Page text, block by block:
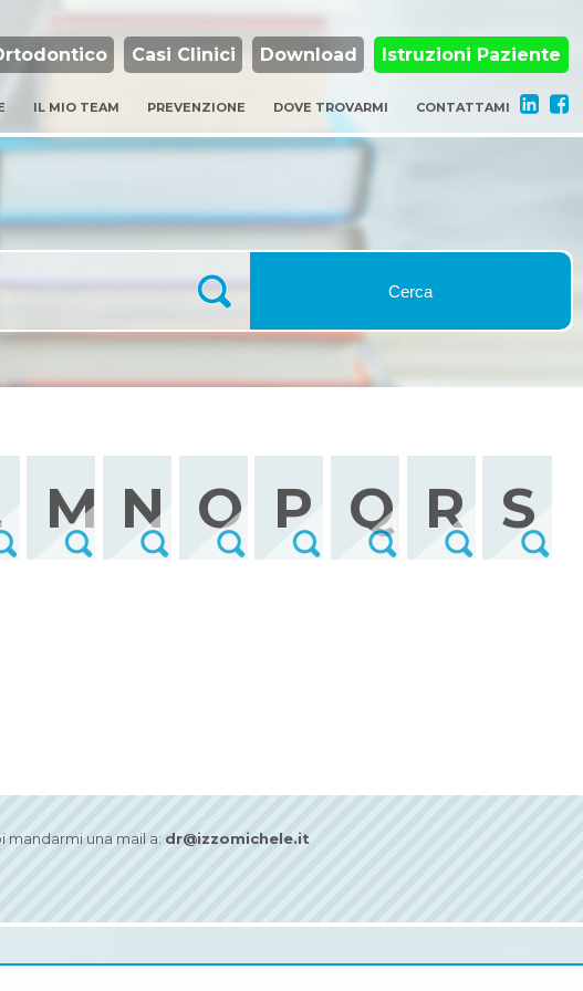
Casi Clinici Download Istruzioni Paziente
IL MIO TEAM PREVENZIONE DOVE TROVARMI CONTATTAMI
Cerca
M N O P Q R S
una mail a:dr@izzomichele.it